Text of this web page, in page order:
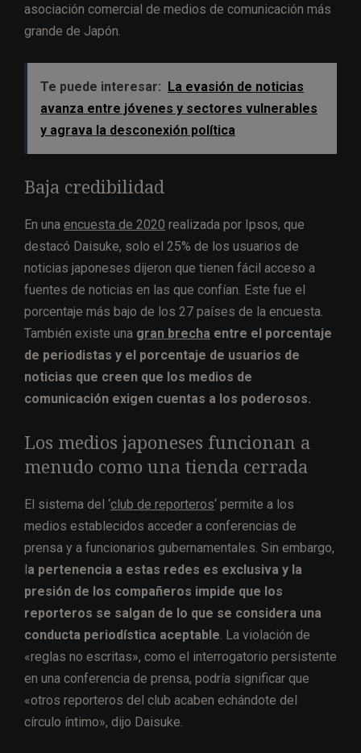
asociación comercial de medios de comunicación más
grande de Japón.
Te puede interesar: La evasión de noticias
avanza entre jóvenes y sectores vulnerables
y agrava la desconexión política
Baja credibilidad
En una encuesta de 2020 realizada por Ipsos, que
destacó Daisuke, solo el 25% de los usuarios de
noticias japoneses dijeron que tienen fácil acceso a
fuentes de noticias en las que confían. Este fue el
porcentaje más bajo de los 27 países de la encuesta.
También existe una gran brecha entre el porcentaje
de periodistas y el porcentaje de usuarios de
noticias que creen que los medios de
comunicación exigen cuentas a los poderosos.
Los medios japoneses funcionan a
menudo como una tienda cerrada
El sistema del ‘club de reporteros‘ permite a los
medios establecidos acceder a conferencias de
prensa y a funcionarios gubernamentales. Sin embargo,
la pertenencia a estas redes es exclusiva y la
presión de los compañeros impide que los
reporteros se salgan de lo que se considera una
conducta periodística aceptable. La violación de
«reglas no escritas», como el interrogatorio persistente
en una conferencia de prensa, podría significar que
«otros reporteros del club acaben echándote del
círculo íntimo», dijo Daisuke.